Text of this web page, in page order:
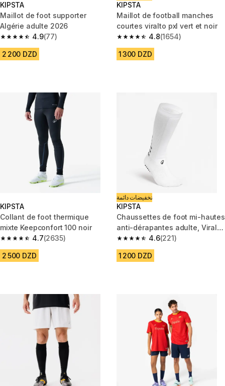
KIPSTA
Maillot de foot supporter
Algérie adulte 2026
4.9
4.9 out of 5 stars from 77 reviews
(77)
2 200 DZD
KIPSTA
Maillot de football manches
courtes viralto pxl vert et noir
4.8
4.8 out of 5 stars from 1654
(1654)
1 300 DZD
KIPSTA
Collant de foot thermique
mixte Keepconfort 100 noir
4.7
4.7 out of 5 stars from 2635 reviews
(2635)
2 500 DZD
تخفيضات دائمة
KIPSTA
Chaussettes de foot mi-hautes
anti-dérapantes adulte, Viralto
II Mid blanche
4.6
4.6 out of 5 stars from 221
(221)
1 200 DZD